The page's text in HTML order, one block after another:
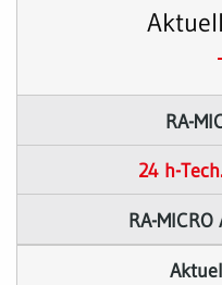
RA-
24 h-
RA-